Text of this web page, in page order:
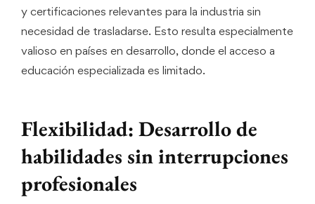
y certificaciones relevantes para la industria sin
necesidad de trasladarse. Esto resulta especialmente
valioso en países en desarrollo, donde el acceso a
educación especializada es limitado.
Flexibilidad: Desarrollo de
habilidades sin interrupciones
profesionales